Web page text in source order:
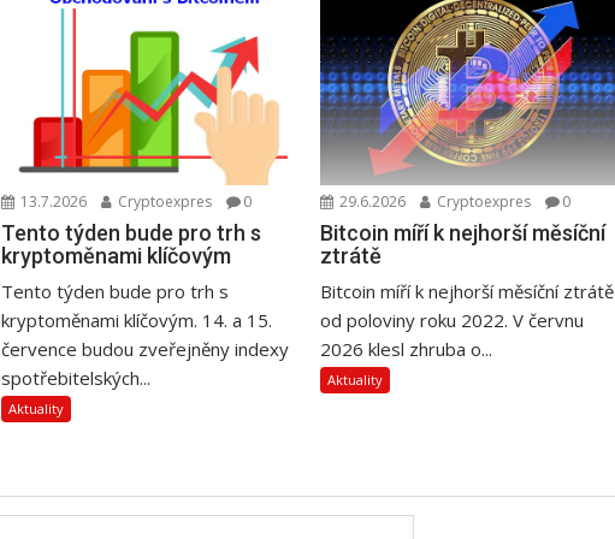
13.7.2026 Cryptoexpres 0
Tento týden bude pro trh s
kryptoměnami klíčovým
Tento týden bude pro trh s
kryptoměnami klíčovým. 14. a 15.
července budou zveřejněny indexy
spotřebitelských...
Aktuality
29.6.2026 Cryptoexpres 0
Bitcoin míří k nejhorší měsíční
ztrátě
Bitcoin míří k nejhorší měsíční ztrátě
od poloviny roku 2022. V červnu
2026 klesl zhruba o...
Aktuality